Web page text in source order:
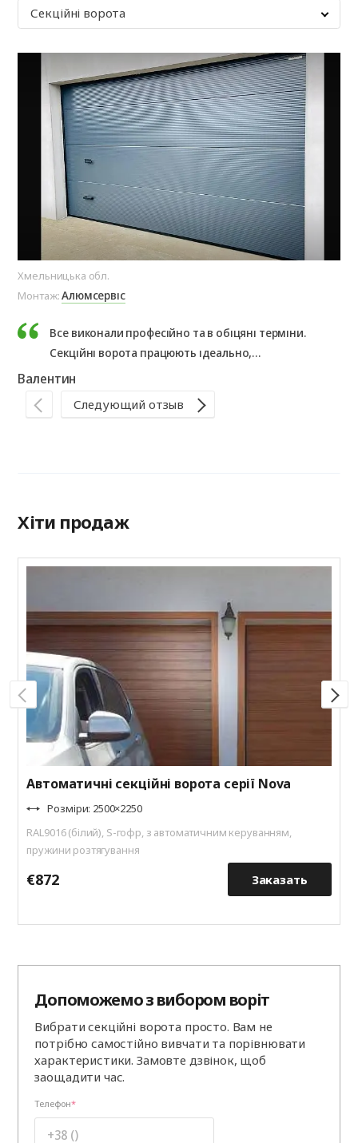
Секційні ворота
Хмельницька обл.
Монтаж:Алюмсервіс
Все виконали професійно та в обіцяні терміни.
Секційні ворота працюють ідеально,
рекомендуємо!
Валентин
Следующий отзыв
Хіти продаж
Автоматичні секційні ворота серії Nova
Розміри: 2500×2250
RAL9016 (білий), S-гофр, з автоматичним керуванням,
пружини розтягування
€872 Заказать
Допоможемо з вибором воріт
Вибрати секційні ворота просто. Вам не
потрібно самостійно вивчати та порівнювати
характеристики. Замовте дзвінок, щоб
заощадити час.
Телефон